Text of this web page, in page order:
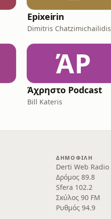
Epixeirin
Dimitris Chatzimichailidis
ΆP
Άχρηστο Podcast
Bill Kateris
ΔΗΜΟΦΙΛΉ
Derti Web Radio
Δρόμος 89.8
Sfera 102.2
Σκύλος 90 FM
Ρυθμός 94.9